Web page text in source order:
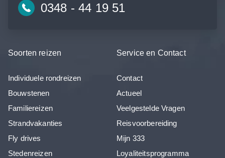
0348 - 44 19 51
Soorten reizen
Individuele rondreizen
Bouwstenen
Familiereizen
Strandvakanties
Fly drives
Stedenreizen
Service en Contact
Contact
Actueel
Veelgestelde Vragen
Reisvoorbereiding
Mijn 333
Loyaliteitsprogramma